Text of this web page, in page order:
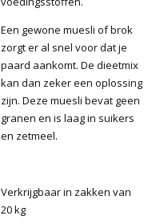
Een gewone muesli of brok
zorgt er al snel voor dat je
paard aankomt. De dieetmix
kan dan zeker een oplossing
zijn. Deze muesli bevat geen
granen en is laag in suikers
en zetmeel.
Verkrijgbaar in zakken van
20 kg